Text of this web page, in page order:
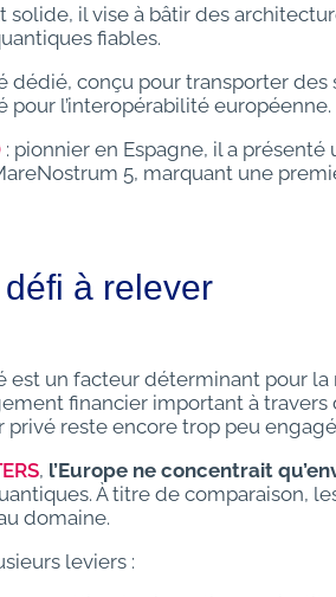
solide, il vise à bâtir des
fiables.
dédié, conçu pour transporter
pour l’interopérabilité européenne.
: pionnier en Espagne, il a présenté
5, marquant une
à relever
un facteur déterminant pour la
financier important à
reste encore trop peu
, l’Europe ne concentrait
À titre de comparaison,
domaine.
leviers :